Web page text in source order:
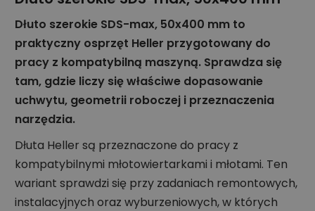
Dłuto szerokie SDS-max, 50x400 mm to
praktyczny osprzęt Heller przygotowany do
pracy z kompatybilną maszyną. Sprawdza się
tam, gdzie liczy się właściwe dopasowanie
uchwytu, geometrii roboczej i przeznaczenia
narzędzia.
Dłuta Heller są przeznaczone do pracy z
kompatybilnymi młotowiertarkami i młotami. Ten
wariant sprawdzi się przy zadaniach remontowych,
instalacyjnych oraz wyburzeniowych, w których